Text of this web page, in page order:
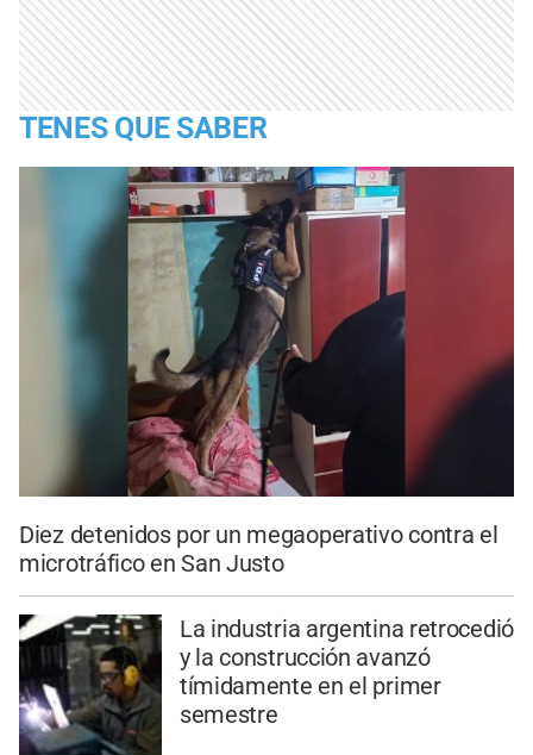
TENES QUE SABER
Diez detenidos por un megaoperativo contra el
microtráfico en San Justo
La industria argentina retrocedió
y la construcción avanzó
tímidamente en el primer
semestre